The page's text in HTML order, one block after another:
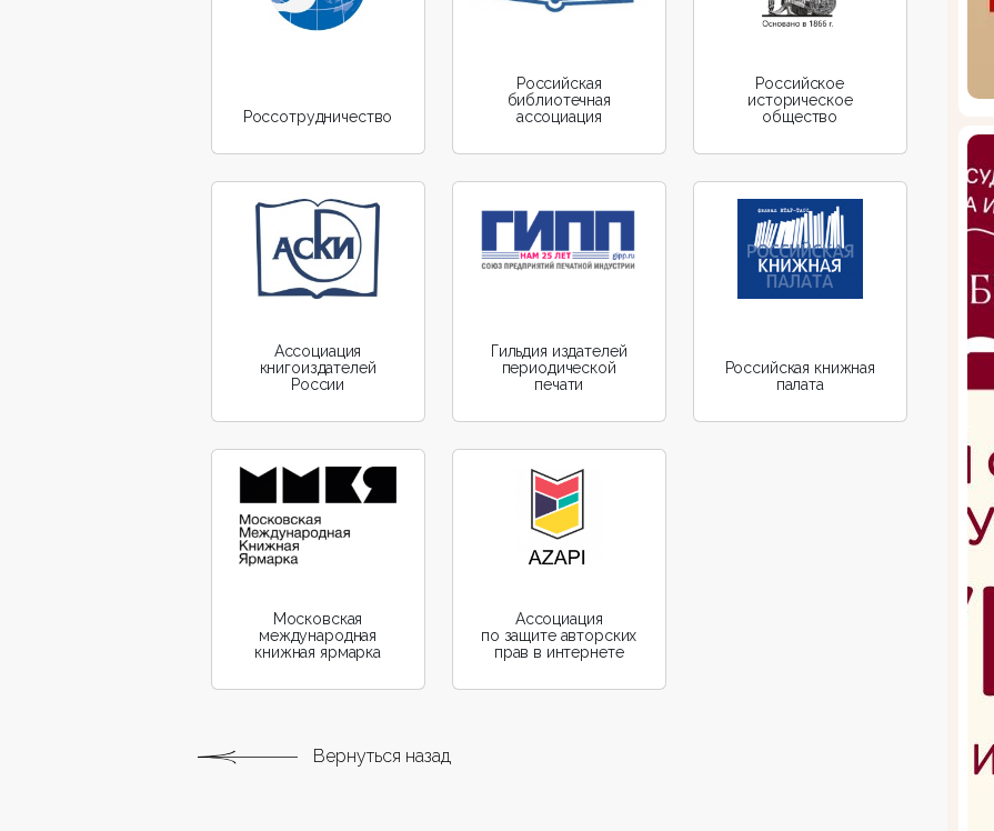
Россотрудничество
Российская
библиотечная
ассоциация
Российское
историческое
общество
Ассоциация
книгоиздателей
России
Гильдия издателей
периодической
печати
Российская книжная
палата
Московская
международная
книжная ярмарка
Aссоциация
по защите авторских
прав в интернете
Вернуться назад